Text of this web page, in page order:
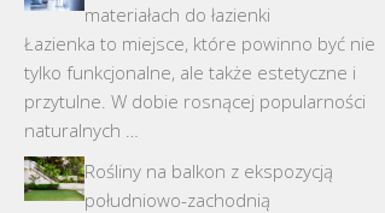
materiałach do łazienki
Łazienka to miejsce, które powinno być nie
tylko funkcjonalne, ale także estetyczne i
przytulne. W dobie rosnącej popularności
naturalnych …
Rośliny na balkon z ekspozycją
południowo-zachodnią